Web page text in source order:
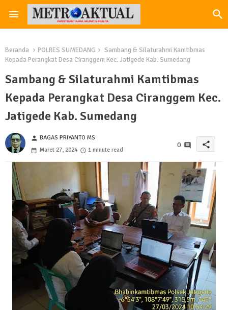
Beranda POLRES SUMEDANG
Sambang & Silaturahmi Kamtibmas
Kepada Perangkat Desa Ciranggem Kec. Jatigede Kab. Sumedang
Sambang & Silaturahmi Kamtibmas
Kepada Perangkat Desa Ciranggem Kec.
Jatigede Kab. Sumedang
person BAGAS PRIYANTO MS
Maret 27, 2024
1 minute read
0 share